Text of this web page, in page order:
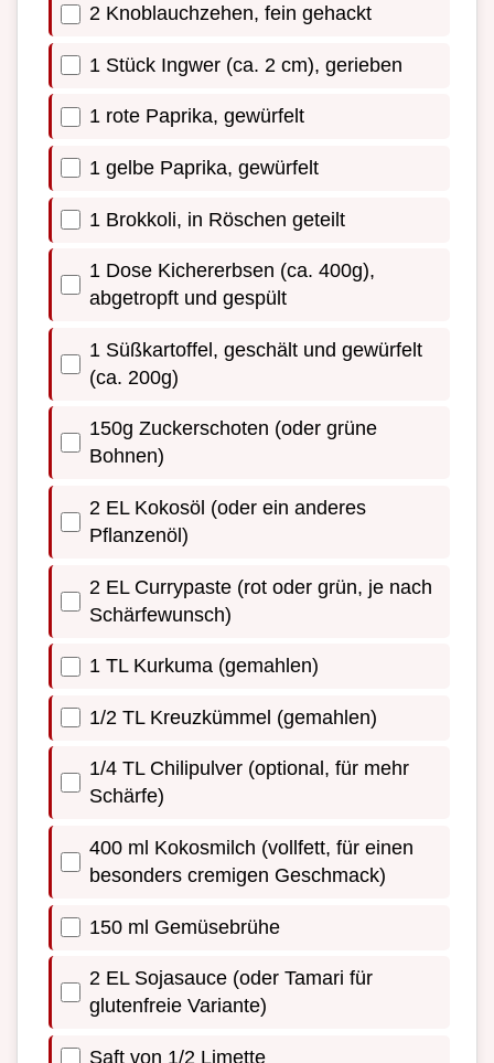
2 Knoblauchzehen, fein gehackt
1 Stück Ingwer (ca. 2 cm), gerieben
1 rote Paprika, gewürfelt
1 gelbe Paprika, gewürfelt
1 Brokkoli, in Röschen geteilt
1 Dose Kichererbsen (ca. 400g),
abgetropft und gespült
1 Süßkartoffel, geschält und gewürfelt
(ca. 200g)
150g Zuckerschoten (oder grüne
Bohnen)
2 EL Kokosöl (oder ein anderes
Pflanzenöl)
2 EL Currypaste (rot oder grün, je nach
Schärfewunsch)
1 TL Kurkuma (gemahlen)
1/2 TL Kreuzkümmel (gemahlen)
1/4 TL Chilipulver (optional, für mehr
Schärfe)
400 ml Kokosmilch (vollfett, für einen
besonders cremigen Geschmack)
150 ml Gemüsebrühe
2 EL Sojasauce (oder Tamari für
glutenfreie Variante)
Saft von 1/2 Limette